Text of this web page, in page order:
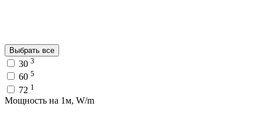
Выбрать все
30 3
60 5
72 1
Мощность на 1м, W/m